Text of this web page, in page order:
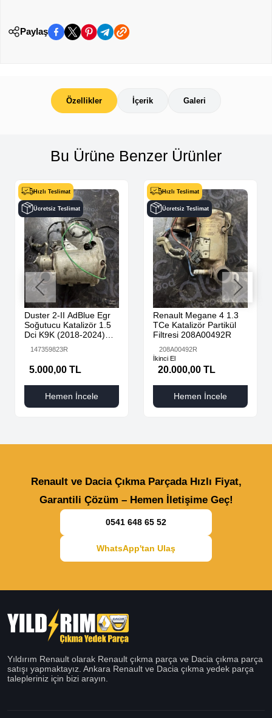
Paylaş
Özellikler İçerik Galeri
Bu Ürüne Benzer Ürünler
Hızlı Teslimat
Ücretsiz Teslimat
Duster 2-II AdBlue Egr
Soğutucu Katalizör 1.5
Dci K9K (2018-2024)
Çıkma
147359823R
5.000,00 TL
Hemen İncele
Hızlı Teslimat
Ücretsiz Teslimat
Renault Megane 4 1.3
TCe Katalizör Partikül
Filtresi 208A00492R
208A00492R
İkinci El
20.000,00 TL
Hemen İncele
Renault ve Dacia Çıkma Parçada Hızlı Fiyat,
Garantili Çözüm – Hemen İletişime Geç!
0541 648 65 52
WhatsApp'tan Ulaş
Yıldırım Renault olarak Renault çıkma parça ve Dacia çıkma parça
satışı yapmaktayız. Ankara Renault ve Dacia çıkma yedek parça
talepleriniz için bizi arayın.